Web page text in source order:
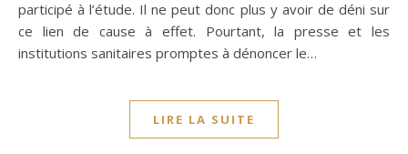
participé à l’étude. Il ne peut donc plus y avoir de déni sur
ce lien de cause à effet. Pourtant, la presse et les
institutions sanitaires promptes à dénoncer le…
LIRE LA SUITE